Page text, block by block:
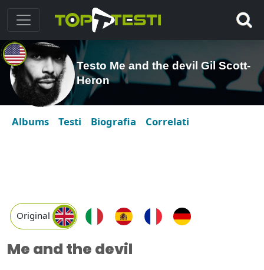
Testo Me and the devil Gil Scott-
Heron
Albums Testi Biografia Correlati
Original
Me and the devil